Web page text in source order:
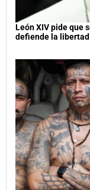
León XIV pide que
defiende la